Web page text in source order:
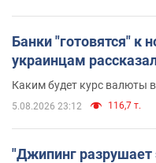
Банки "готовятся" к
украинцам
Каким будет курс валюты
5.08.2026 23:12 116,7 т.
"Джипинг